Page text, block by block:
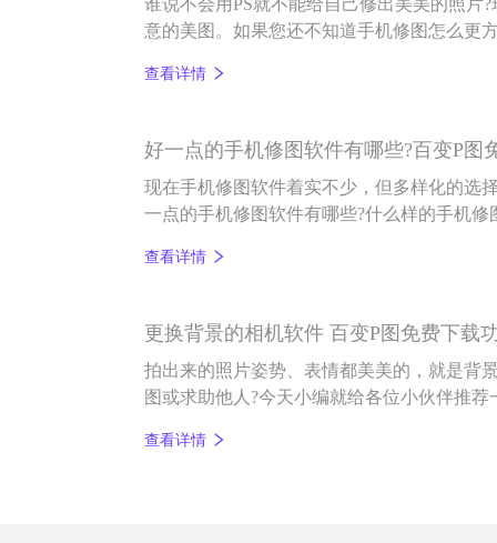
意的美图。如果您还不知道手机修图怎么更
查看详情
好一点的手机修图软件有哪些?百变P图
现在手机修图软件着实不少，但多样化的选
一点的手机修图软件有哪些?什么样的手机
查看详情
更换背景的相机软件 百变P图免费下载
拍出来的照片姿势、表情都美美的，就是背
图或求助他人?今天小编就给各位小伙伴推
查看详情